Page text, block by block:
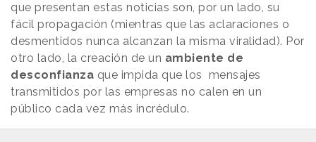
que presentan estas noticias son, por un lado, su
fácil propagación (mientras que las aclaraciones o
desmentidos nunca alcanzan la misma viralidad). Por
otro lado, la creación de un ambiente de
desconfianza que impida que los mensajes
transmitidos por las empresas no calen en un
público cada vez más incrédulo.